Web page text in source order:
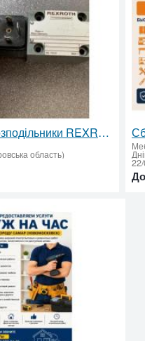
Купити гідророзподільники REXROTH
область)